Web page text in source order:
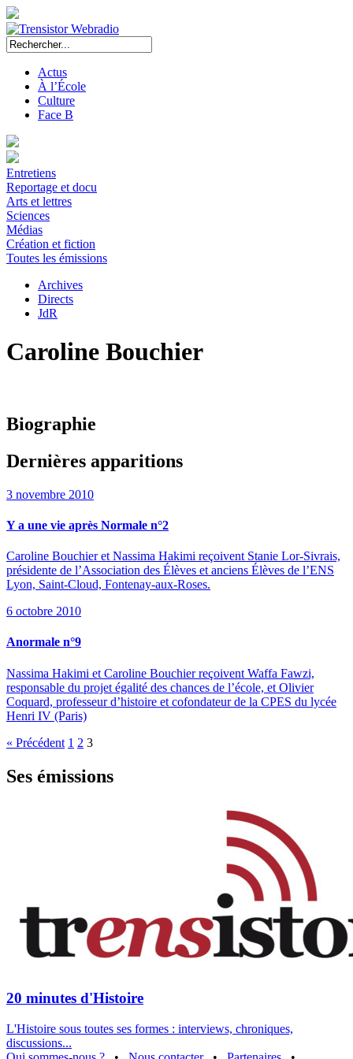
Actus
À l’École
Culture
Face B
Entretiens
Reportage et docu
Arts et lettres
Sciences
Médias
Création et fiction
Toutes les émissions
Archives
Directs
JdR
Caroline Bouchier
Biographie
Dernières apparitions
3 novembre 2010
Y a une vie après Normale n°2
Caroline Bouchier et Nassima Hakimi reçoivent Stanie Lor-Sivrais,
présidente de l’Association des Élèves et anciens Élèves de l’ENS
Lyon, Saint-Cloud, Fontenay-aux-Roses.
6 octobre 2010
Anormale n°9
Nassima Hakimi et Caroline Bouchier reçoivent Waffa Fawzi,
responsable du projet égalité des chances de l’école, et Olivier
Coquard, professeur d’histoire et cofondateur de la CPES du lycée
Henri IV (Paris)
« Précédent 1 2 3
Ses émissions
20 minutes d'Histoire
L'Histoire sous toutes ses formes : interviews, chroniques,
discussions...